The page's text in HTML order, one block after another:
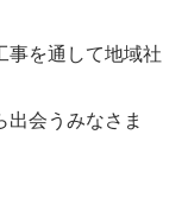
事を通して地域社
会うみなさま